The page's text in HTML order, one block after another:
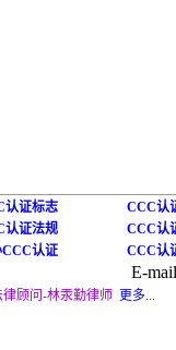
认证标志
认证法规
CCC认证
CCC认
CCC认
CCC认
E-
律顾问-林汞勤律师 更多...